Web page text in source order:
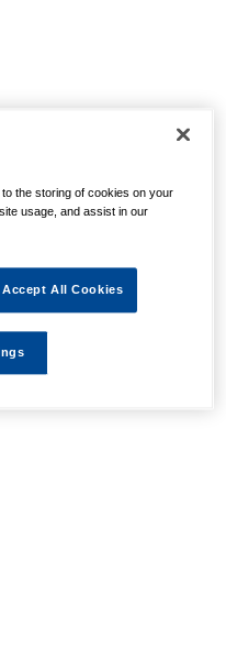
in de URL of is de
We hopen u weer op
to the storing of cookies on your
usage, and assist in our
Accept All Cookies